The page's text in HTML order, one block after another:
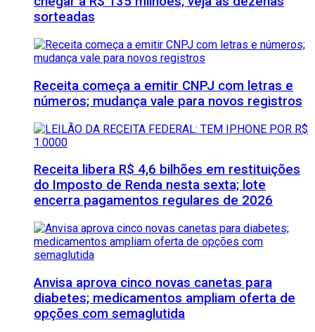
sorteadas
Receita começa a emitir CNPJ com letras e
números; mudança vale para novos registros
Receita libera R$ 4,6 bilhões em restituições
do Imposto de Renda nesta sexta; lote
encerra pagamentos regulares de 2026
Anvisa aprova cinco novas canetas para
diabetes; medicamentos ampliam oferta de
opções com semaglutida